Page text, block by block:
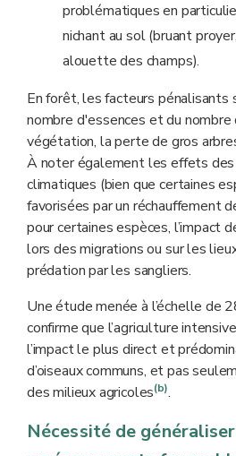
problématiques en
nichant au sol (bruant
alouette des champs).
En forêt, les facteurs pénalisants
nombre d'essences et du
végétation, la perte de gros
À noter également les effets des
climatiques (bien que certaines
favorisées par un réchauffement
pour certaines espèces, l’impact
lors des migrations ou sur les
prédation par les sangliers.
Une étude menée à l’échelle de
confirme que l’agriculture
l’impact le plus direct et
d’oiseaux communs, et pas
des milieux agricoles(b).
Nécessité de